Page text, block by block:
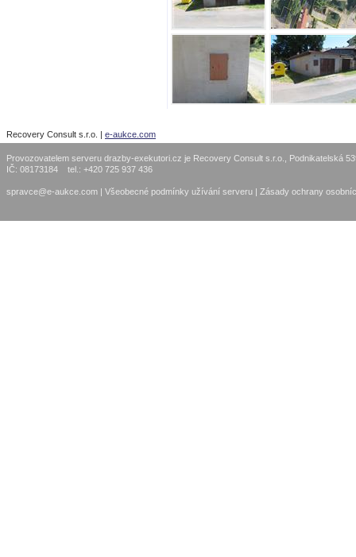
Recovery Consult s.r.o. | e-aukce.com
Provozovatelem serveru drazby-exekutori.cz je Recovery Consult s.r.o., Podnikatelská
IČ: 08173184 tel.: +420 725 937 436
spravce@e-aukce.com Všeobecné podmínky užívání serveru Zásady ochrany